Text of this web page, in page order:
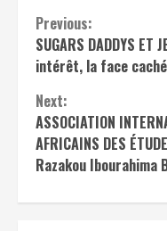
Continue
Reading
Previous:
SUGARS DADDYS
intérêt, la face
Next:
ASSOCIATION
AFRICAINS DES
Razakou Ibourahima